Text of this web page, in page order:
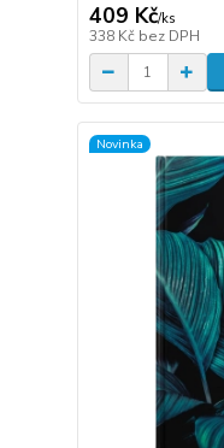
409 Kč/ks
338 Kč bez DPH
Novinka